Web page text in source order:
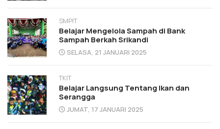
SMPIT
Belajar Mengelola Sampah di Bank
Sampah Berkah Srikandi
SELASA, 21 JANUARI 2025
TKIT
Belajar Langsung Tentang Ikan dan
Serangga
JUMAT, 17 JANUARI 2025